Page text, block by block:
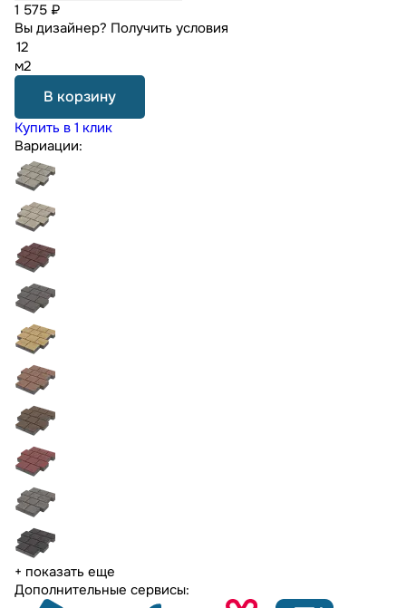
1 575 ₽
Вы дизайнер? Получить условия
м2
В корзину
Купить в 1 клик
Вариации:
+ показать еще
Дополнительные сервисы: